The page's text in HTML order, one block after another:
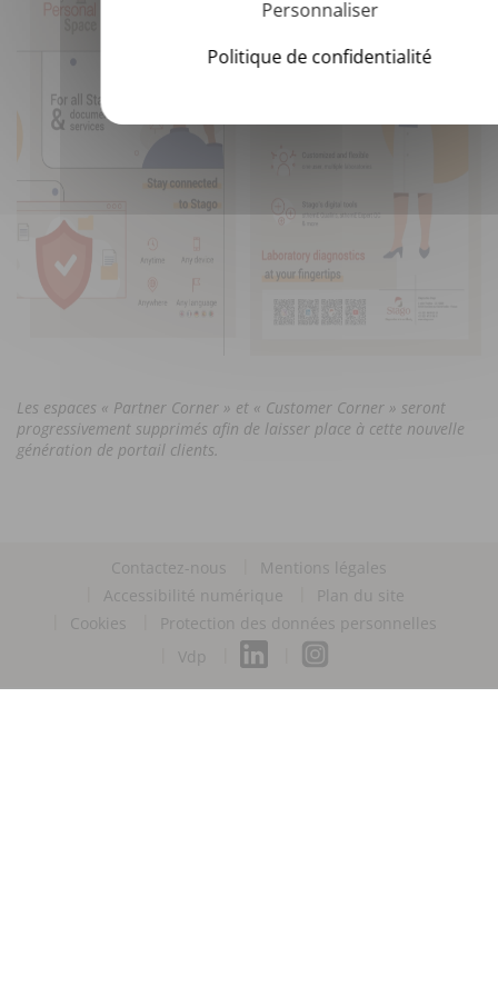
Les espaces « Partner Corner » et « Customer Corner » seront
progressivement supprimés afin de laisser place à cette nouvelle
génération de portail clients.
Contactez-nous
Mentions légales
Accessibilité numérique
Plan du site
Cookies
Protection des données personnelles
Vdp
Personnaliser
Politique de confidentialité